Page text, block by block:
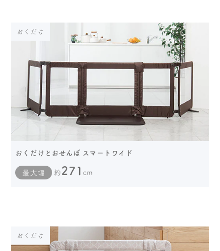
おくだけ
おくだけとおせんぼ スマートワイド
最大幅 約 271cm
おくだけ